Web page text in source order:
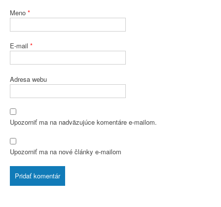
Meno *
E-mail *
Adresa webu
Upozorniť ma na nadväzujúce komentáre e-mailom.
Upozorniť ma na nové články e-mailom